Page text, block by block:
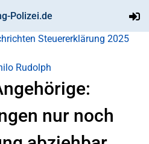
Polizei.de
Steuererklärung 2025
Rudolph
nur noch